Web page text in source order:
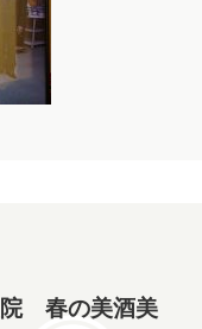
院 春の美酒美